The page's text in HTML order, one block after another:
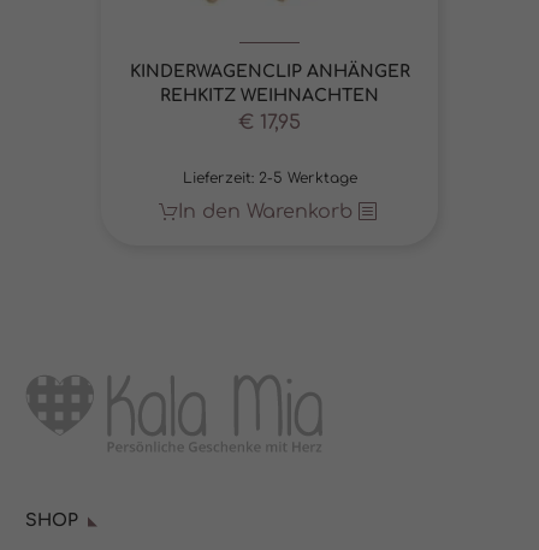
KINDERWAGENCLIP ANHÄNGER
REHKITZ WEIHNACHTEN
€ 17,95
Lieferzeit: 2-5 Werktage
In den Warenkorb
SHOP